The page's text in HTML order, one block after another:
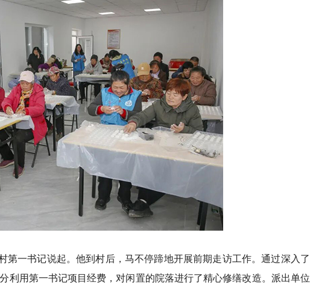
第一书记说起。他到村后，马不停蹄地开展前期走访工作。通过深入
利用第一书记项目经费，对闲置的院落进行了精心修缮改造。派出单